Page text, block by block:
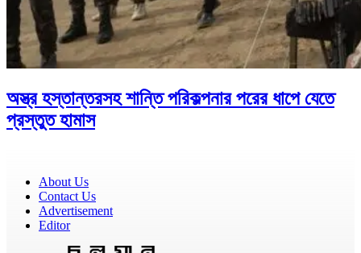
অস্ত্র হস্তান্তরসহ শান্তি পরিকল্পনার পরের ধাপে যেতে
প্রস্তুত হামাস
About Us
Contact Us
Advertisement
Editor